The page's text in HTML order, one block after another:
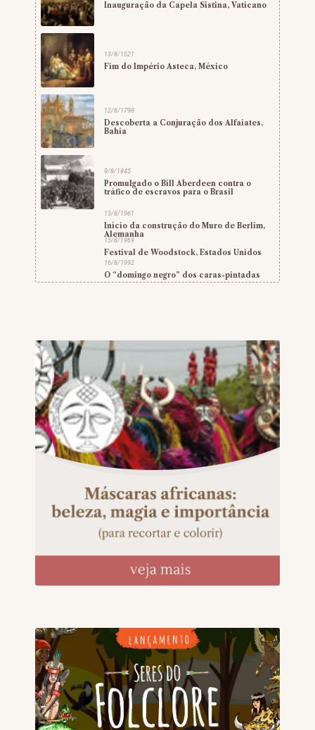
Inauguração da Capela Sistina, Vaticano
13/8/1521
Fim do Império Asteca, México
12/8/1798
Descoberta a Conjuração dos Alfaiates,
Bahia
9/8/1845
Promulgado o Bill Aberdeen contra o
tráfico de escravos para o Brasil
13/8/1961
Início da construção do Muro de Berlim,
Alemanha
15/8/1969
Festival de Woodstock, Estados Unidos
16/8/1992
O “domingo negro” dos caras-pintadas